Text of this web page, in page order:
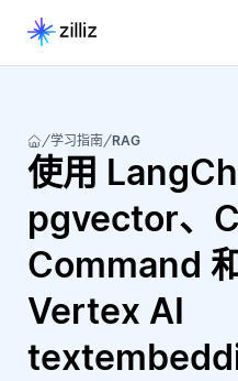
学习指南 RAG
使用
pgvector、
Command
Vertex AI